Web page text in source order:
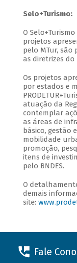
Selo+Turismo:
​O
projetos
pelo MTur,
as diretrizes do
Os projetos
por estados e
atuação da
contemplar
as áreas de
básico, gestão
mobilidade
promoção,
itens de
pelo BNDES.
O
demais
site:
Fale